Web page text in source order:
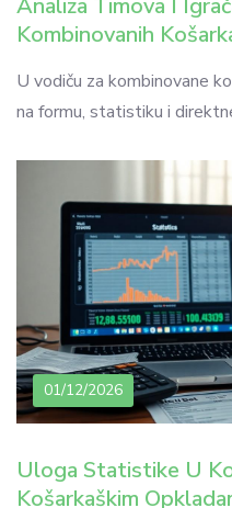
Analiza Timova I
Kombinovanih
U vodiču za kombinovane
na formu, statistiku i
01/12/2026
Uloga Statistike U
Košarkaškim